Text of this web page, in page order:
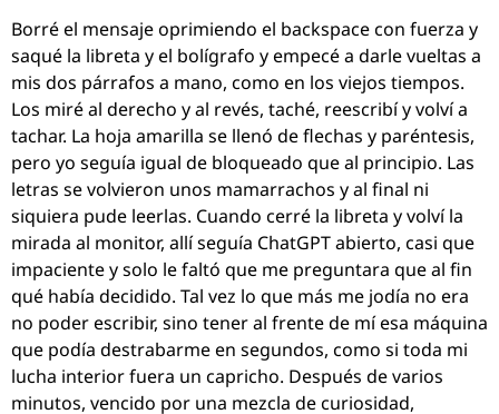
Borré el mensaje oprimiendo el backspace con fuerza y
saqué la libreta y el bolígrafo y empecé a darle vueltas a
mis dos párrafos a mano, como en los viejos tiempos.
Los miré al derecho y al revés, taché, reescribí y volví a
tachar. La hoja amarilla se llenó de flechas y paréntesis,
pero yo seguía igual de bloqueado que al principio. Las
letras se volvieron unos mamarrachos y al final ni
siquiera pude leerlas. Cuando cerré la libreta y volví la
mirada al monitor, allí seguía ChatGPT abierto, casi que
impaciente y solo le faltó que me preguntara que al fin
qué había decidido. Tal vez lo que más me jodía no era
no poder escribir, sino tener al frente de mí esa máquina
que podía destrabarme en segundos, como si toda mi
lucha interior fuera un capricho. Después de varios
minutos, vencido por una mezcla de curiosidad,